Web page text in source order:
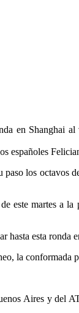
en Shanghai
españoles
los octavos
este martes a
hasta esta ronda
la
Aires y del